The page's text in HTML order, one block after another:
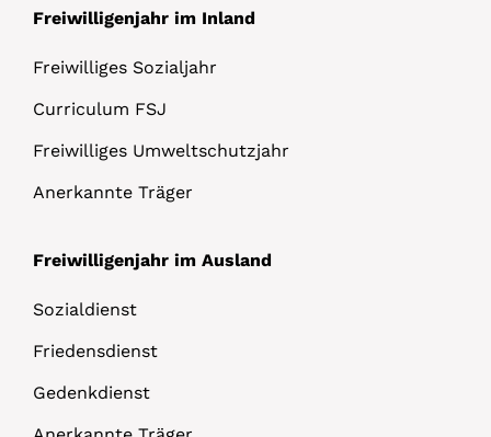
Freiwilligenjahr im Inland
Freiwilliges Sozialjahr
Curriculum FSJ
Freiwilliges Umweltschutzjahr
Anerkannte Träger
Freiwilligenjahr im Ausland
Sozialdienst
Friedensdienst
Gedenkdienst